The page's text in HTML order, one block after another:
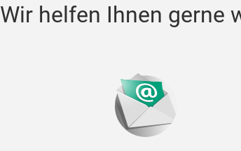
Wir helfen Ihnen gerne